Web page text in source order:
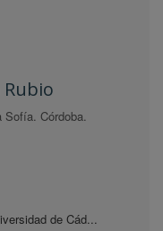
Sofía. Córdoba.
de Cád...